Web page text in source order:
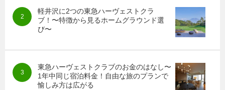
軽井沢に2つの東急ハーヴェストクラ
ブ！〜特徴から見るホームグラウンド選
び〜
東急ハーヴェストクラブのお金のはなし〜
1年中同じ宿泊料金！自由な旅のプランで
愉しみ方は広がる